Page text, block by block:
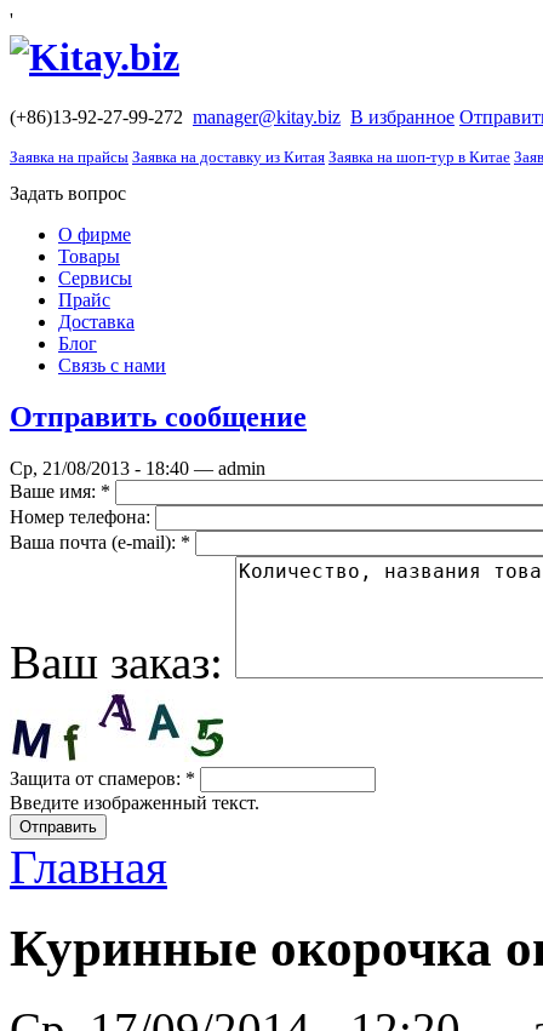
'
(+86)13-92-27-99-272 manager@kitay.biz В избранное
Заявка на прайсы Заявка на доставку из Китая Заявка на шоп-тур в Китае
Задать вопрос
О фирме
Товары
Сервисы
Прайс
Доставка
Блог
Связь с нами
Отправить сообщение
Ср, 21/08/2013 - 18:40 — admin
Ваше имя: *
Номер телефона:
Ваша почта (е-mail): *
Ваш заказ:
Защита от спамеров: *
Введите изображенный текст.
Главная
Куринные окорочка